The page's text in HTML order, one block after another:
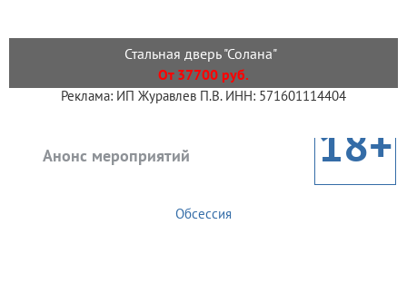
Стальная дверь "Солана"
От 37700 руб.
Реклама: ИП Журавлев П.В. ИНН: 571601114404
Анонс мероприятий 18+
Обсессия